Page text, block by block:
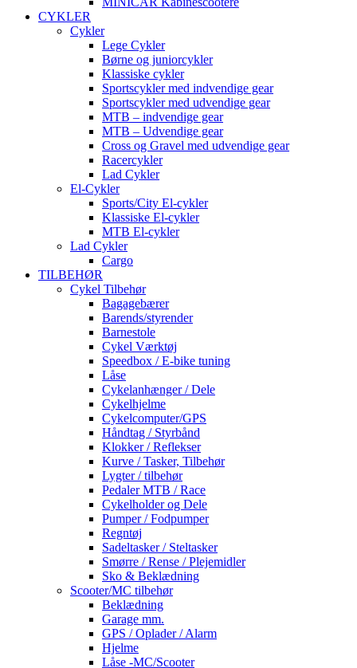
CYKLER
Cykler
Lege Cykler
Børne og juniorcykler
Klassiske cykler
Sportscykler med indvendige gear
Sportscykler med udvendige gear
MTB – indvendige gear
MTB – Udvendige gear
Cross og Gravel med udvendige gear
Racercykler
Lad Cykler
El-Cykler
Sports/City El-cykler
Klassiske El-cykler
MTB El-cykler
Lad Cykler
Cargo
TILBEHØR
Cykel Tilbehør
Bagagebærer
Barends/styrender
Barnestole
Cykel Værktøj
Speedbox / E-bike tuning
Låse
Cykelanhænger / Dele
Cykelhjelme
Cykelcomputer/GPS
Håndtag / Styrbånd
Klokker / Reflekser
Kurve / Tasker, Tilbehør
Lygter / tilbehør
Pedaler MTB / Race
Cykelholder og Dele
Pumper / Fodpumper
Regntøj
Sadeltasker / Steltasker
Smørre / Rense / Plejemidler
Sko & Beklædning
Scooter/MC tilbehør
Beklædning
Garage mm.
GPS / Oplader / Alarm
Hjelme
Låse -MC/Scooter